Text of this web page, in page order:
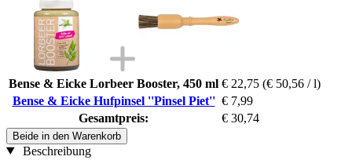
Bense & Eicke Lorbeer Booster, 450 ml € 22,75 (€ 50,56 / l)
Bense & Eicke Hufpinsel ''Pinsel Piet'' € 7,99
Gesamtpreis:
€ 30,74
Beide in den Warenkorb
Beschreibung